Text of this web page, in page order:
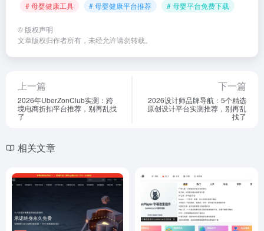
# 母婴健康工具
# 母婴健康平台推荐 # 母婴平台免费下载
© 版权声明
文章版权归作者所有，未经允许请勿转载。
上一篇
2026年UberZonClub实测：跨
境电商折扣平台推荐，别再乱找
了
下一篇
2026设计师品牌导航：5个精选
原创设计平台实测推荐，别再乱
找了
相关文章